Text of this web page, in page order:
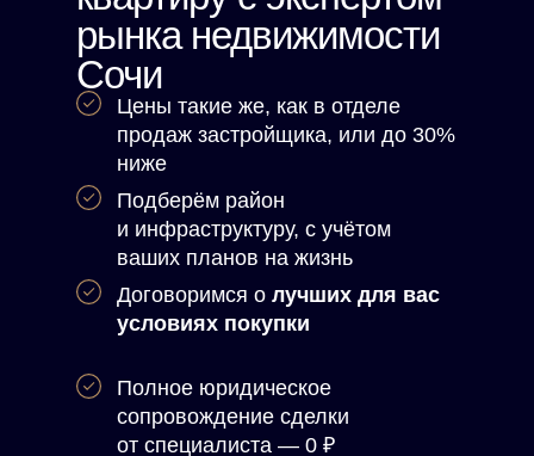
Цены такие же, как в отделе
продаж застройщика, или до 30%
ниже
рынка недвижимости
Сочи
Подберём район
и инфраструктуру, с учётом
ваших планов на жизнь
Договоримся о лучших для вас
условиях покупки
Полное юридическое
сопровождение сделки
от специалиста — 0 ₽